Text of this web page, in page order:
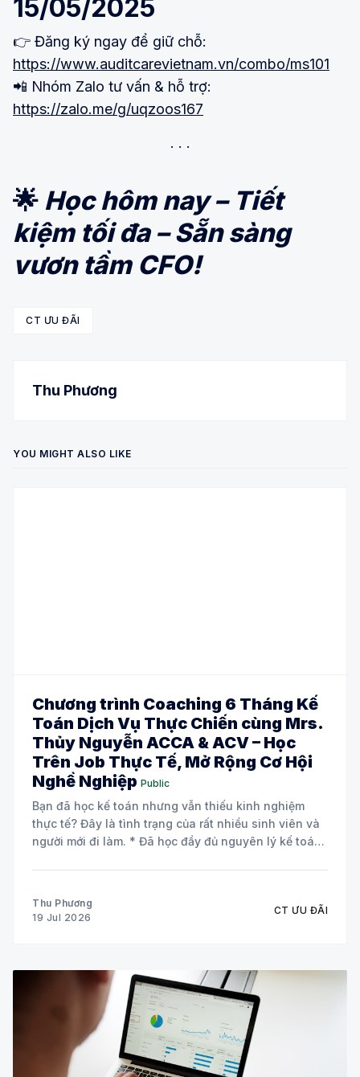
15/05/2025
👉 Đăng ký ngay để giữ chỗ:
https://www.auditcarevietnam.vn/combo/ms101
📲 Nhóm Zalo tư vấn & hỗ trợ:
https://zalo.me/g/uqzoos167
🌟 Học hôm nay – Tiết
kiệm tối đa – Sẵn sàng
vươn tầm CFO!
CT ƯU ĐÃI
Thu Phương
YOU MIGHT ALSO LIKE
Chương trình Coaching 6 Tháng Kế
Toán Dịch Vụ Thực Chiến cùng Mrs.
Thủy Nguyễn ACCA & ACV – Học
Trên Job Thực Tế, Mở Rộng Cơ Hội
Nghề Nghiệp Public
Bạn đã học kế toán nhưng vẫn thiếu kinh nghiệm
thực tế? Đây là tình trạng của rất nhiều sinh viên và
người mới đi làm. * Đã học đầy đủ nguyên lý kế toán
Thu Phương
19 Jul 2026
CT ƯU ĐÃI